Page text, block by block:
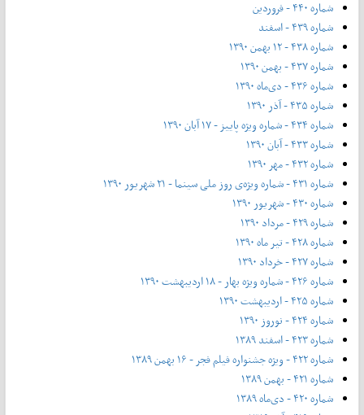
شماره ۴۴۰ - فروردین
شماره ۴۳۹ - اسفند
شماره ۴۳۸ - ۱۲ بهمن ۱۳۹۰
شماره ۴۳۷ - بهمن ۱۳۹۰
شماره ۴۳۶ - دی‌ماه ۱۳۹۰
شماره ۴۳۵ - آذر ۱۳۹۰
شماره ۴۳۴ - شماره ویژه پاییز - ۱۷ آبان ۱۳۹۰
شماره ۴۳۳ - آبان ۱۳۹۰
شماره ۴۳۲ - مهر ۱۳۹۰
شماره ۴۳۱ - شماره ویژه‌ی روز ملی سینما - ۲۱ شهریور ۱۳۹۰
شماره ۴۳۰ - شهریور ۱۳۹۰
شماره ۴۲۹ - مرداد ۱۳۹۰
شماره ۴۲۸ - تیر ماه ۱۳۹۰
شماره ۴۲۷ - خرداد ۱۳۹۰
شماره ۴۲۶ - شماره ویژه بهار - ۱۸ اردیبهشت ۱۳۹۰
شماره ۴۲۵ - اردیبهشت ۱۳۹۰
شماره ۴۲۴ - نوروز ۱۳۹۰
شماره ۴۲۳ - اسفند ۱۳۸۹
شماره ۴۲۲ - ویژه جشنواره فیلم فجر - ۱۶ بهمن ۱۳۸۹
شماره ۴۲۱ - بهمن ۱۳۸۹
شماره ۴۲۰ - دی‌ماه ۱۳۸۹